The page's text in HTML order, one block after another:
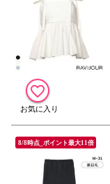
8/8時点_ポイント最大11倍